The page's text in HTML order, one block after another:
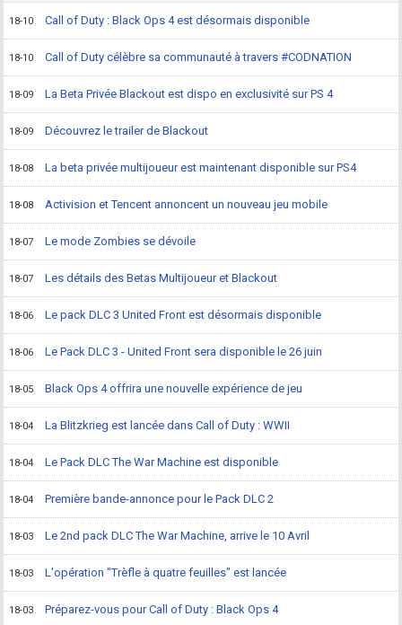
18-10 Call of Duty : Black Ops 4 est désormais disponible
18-10 Call of Duty célèbre sa communauté à travers #CODNATION
18-09 La Beta Privée Blackout est dispo en exclusivité sur PS 4
18-09 Découvrez le trailer de Blackout
18-08 La beta privée multijoueur est maintenant disponible sur PS4
18-08 Activision et Tencent annoncent un nouveau jeu mobile
18-07 Le mode Zombies se dévoile
18-07 Les détails des Betas Multijoueur et Blackout
18-06 Le pack DLC 3 United Front est désormais disponible
18-06 Le Pack DLC 3 - United Front sera disponible le 26 juin
18-05 Black Ops 4 offrira une nouvelle expérience de jeu
18-04 La Blitzkrieg est lancée dans Call of Duty : WWII
18-04 Le Pack DLC The War Machine est disponible
18-04 Première bande-annonce pour le Pack DLC 2
18-03 Le 2nd pack DLC The War Machine, arrive le 10 Avril
18-03 L'opération "Trèfle à quatre feuilles" est lancée
18-03 Préparez-vous pour Call of Duty : Black Ops 4